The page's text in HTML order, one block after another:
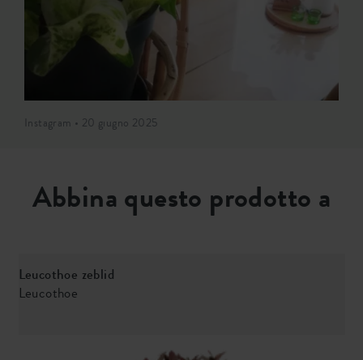
Instagram • 20 giugno 2025
Abbina questo prodotto a
Leucothoe zeblid
Leucothoe